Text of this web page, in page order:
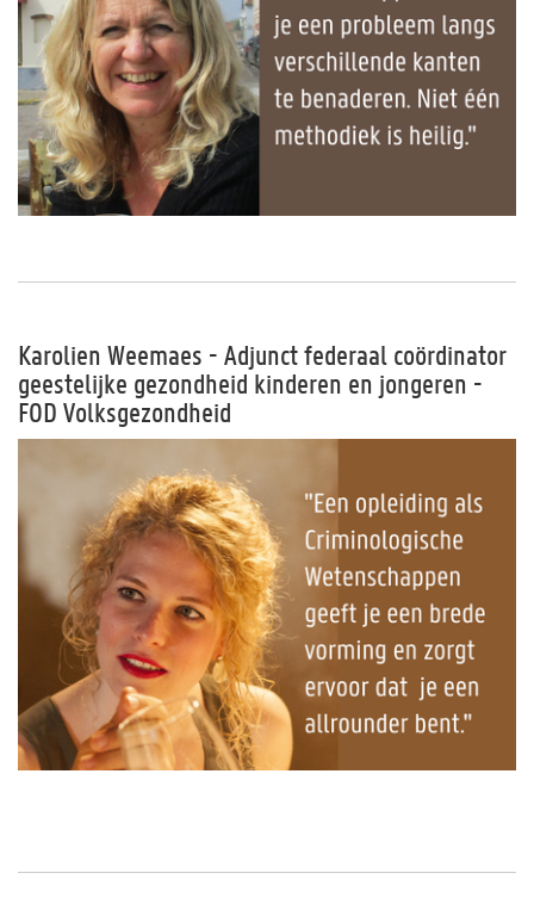
Karolien Weemaes - Adjunct federaal coördinator
geestelijke gezondheid kinderen en jongeren -
FOD Volksgezondheid